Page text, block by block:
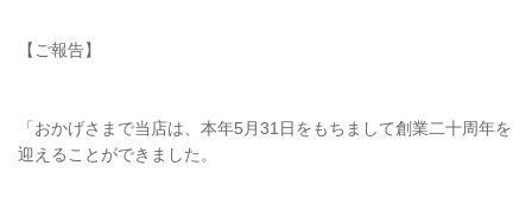
【ご報告】
「おかげさまで当店は、本年5月31日をもちまして創業二十周年を
迎えることができました。